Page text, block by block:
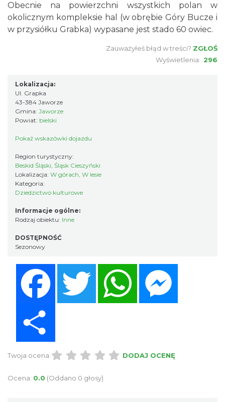
Obecnie na powierzchni wszystkich polan w
okolicznym kompleksie hal (w obrębie Góry Bucze i
w przysiółku Grabka) wypasane jest stado 60 owiec.
Zauważyłeś błąd w treści? ZGŁOŚ
Wyświetlenia: 296
Lokalizacja:
Ul. Grapka
43-384 Jaworze
Gmina: Jaworze
Powiat: bielski
Pokaż wskazówki dojazdu
Region turystyczny:
Beskid Śląski, Śląsk Cieszyński
Lokalizacja: W górach, W lesie
Kategoria:
Dziedzictwo kulturowe
Informacje ogólne:
Rodzaj obiektu: Inne
DOSTĘPNOŚĆ
Sezonowy
Twitter WhatsApp
Twoja ocena: DODAJ OCENĘ
Ocena: 0.0 (Oddano 0 głosy)